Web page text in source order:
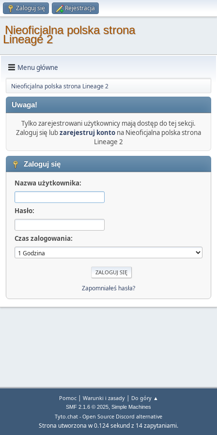
Zaloguj się Rejestracja
Nieoficjalna polska strona
Lineage 2
Menu główne
Nieoficjalna polska strona Lineage 2
Uwaga!
Tylko zarejestrowani użytkownicy mają dostęp do tej sekcji.
Zaloguj się lubzarejestruj konto na Nieoficjalna polska strona
Lineage 2
Zaloguj się
Nazwa użytkownika:
Hasło:
Czas zalogowania:
Zapomniałeś hasła?
Pomoc| Warunki i zasady| Do góry ▲
SMF 2.1.6 © 2025, Simple Machines
Tyto.chat - Open Source Discord alternative
Strona utworzona w 0.124 sekund z 14 zapytaniami.